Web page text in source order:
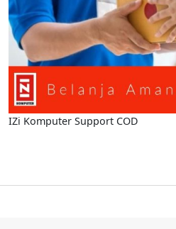
IZi Komputer Support COD